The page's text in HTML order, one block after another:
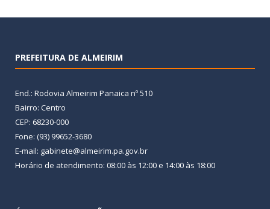
PREFEITURA DE ALMEIRIM
End.: Rodovia Almeirim Panaica nº 510
Bairro: Centro
CEP: 68230-000
Fone: (93) 99652-3680
E-mail: gabinete@almeirim.pa.gov.br
Horário de atendimento: 08:00 às 12:00 e 14:00 às 18:00